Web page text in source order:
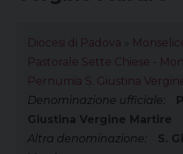
Diocesi di Padova
Pastorale Sette Chiese -
Pernumia S. Giustina
Denominazione ufficiale:
Giustina Vergine Martire
Altra denominazione:
S.